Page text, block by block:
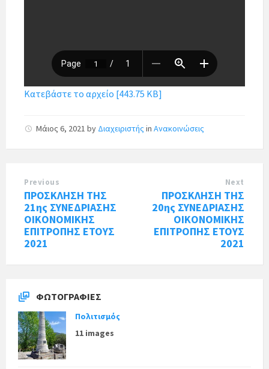
Κατεβάστε το αρχείο [443.75 KB]
Μάιος 6, 2021 by Διαχειριστής in Ανακοινώσεις
Previous
ΠΡΟΣΚΛΗΣΗ ΤΗΣ
21ης ΣΥΝΕΔΡΙΑΣΗΣ
ΟΙΚΟΝΟΜΙΚΗΣ
ΕΠΙΤΡΟΠΗΣ ΕΤΟΥΣ
2021
Next
ΠΡΟΣΚΛΗΣΗ ΤΗΣ
20ης ΣΥΝΕΔΡΙΑΣΗΣ
ΟΙΚΟΝΟΜΙΚΗΣ
ΕΠΙΤΡΟΠΗΣ ΕΤΟΥΣ
2021
ΦΩΤΟΓΡΑΦΊΕΣ
Πολιτισμός
11 images